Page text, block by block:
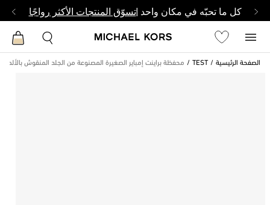
كل ما تحبّه في مكان واحد |تسوّق المنتجات الأكثر رواجًا
الصفحة الرئيسية TEST محفظة براينت إمباير الصغيرة المصنوعة من الجلد المنقوش